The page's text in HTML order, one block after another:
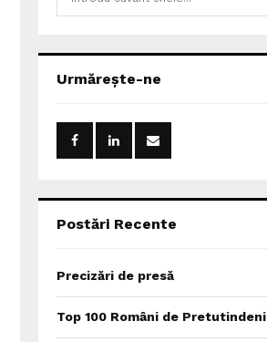
h
o
:
Urmărește-ne
Postări Recente
Precizări de presă
Top 100 Români de Pretutindeni